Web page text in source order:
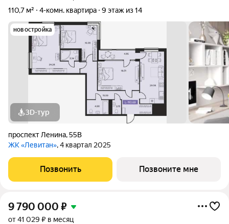
110,7 м²
4-комн. квартира 9 этаж из 14
новостройка
3D-тур
проспект Ленина,55В
ЖК «Левитан», 4 квартал 2025
Позвонить Позвоните мне
9 790 000 ₽
от 41 029 ₽ в месяц